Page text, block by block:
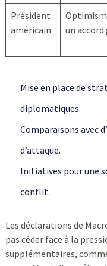
Président
américain
un
Mise en place de
diplomatiques.
Comparaisons avec
d’attaque.
Initiatives pour une
conflit.
Les déclarations de
pas céder face à la
supplémentaires,